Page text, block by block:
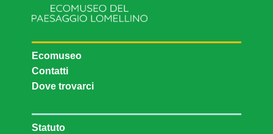
Ecomuseo
Contatti
Dove trovarci
Statuto